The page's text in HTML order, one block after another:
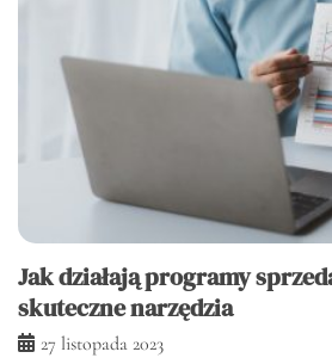
Jak działają programy
skuteczne narzędzia
27 listopada 2023